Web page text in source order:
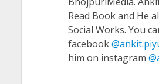
Read Book and He
Social Works. You
facebook
him on instagram